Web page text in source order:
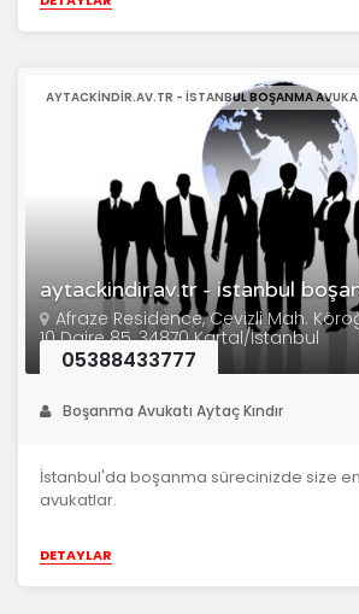
aytackindir.av.tr - istanbul
AYTACKINDIR.AV.TR - ISTANBUL BOŞANMA
Afraze Residence, Cevizli Mah.
10 Daire 85, 34870 Kartal/İstanbul
05388433777
Boşanma Avukatı Aytaç Kındır
İstanbul'da boşanma sürecinizde size
avukatlar.
DETAYLAR